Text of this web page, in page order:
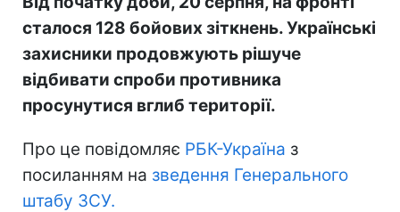
сталося 128 бойових зіткнень. Українські
захисники продовжують рішуче
відбивати спроби противника
просунутися вглиб території.
Про це повідомляє РБК-Україна з
посиланням на зведення Генерального
штабу ЗСУ.